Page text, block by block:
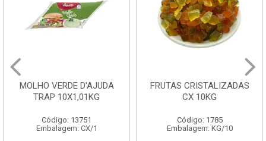
MOLHO VERDE D'AJUDA
TRAP 10X1,01KG
Código: 13751
Embalagem: CX/1
FRUTAS CRISTALIZADAS
CX 10KG
Código: 1785
Embalagem: KG/10